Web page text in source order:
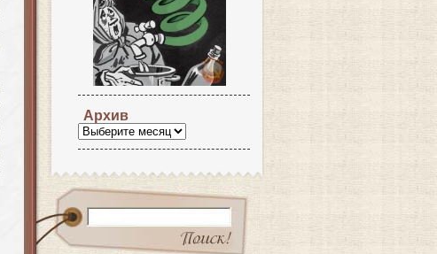
Архив